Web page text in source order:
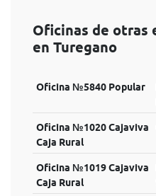
Oficinas de otras
en Turegano
Oficina №5840 Popular
Oficina №1020 Cajaviva
Caja Rural
Oficina №1019 Cajaviva
Caja Rural